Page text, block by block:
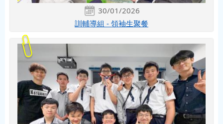
30/01/2026
訓輔導組 - 領袖生聚餐